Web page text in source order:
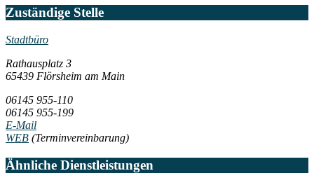
Zuständige Stelle
Stadtbüro
Rathausplatz 3
65439 Flörsheim am Main
06145 955-110
06145 955-199
E-Mail
WEB (Terminvereinbarung)
Ähnliche Dienstleistungen